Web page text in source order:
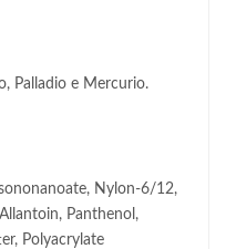
Palladio e Mercurio.
Nylon-6/12,
Panthenol,
Polyacrylate